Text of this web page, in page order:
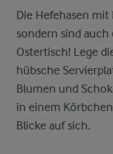
Die Hefehasen
sondern sind
Ostertisch! Lege
hübsche
Blumen und
in einem
Blicke auf sich.